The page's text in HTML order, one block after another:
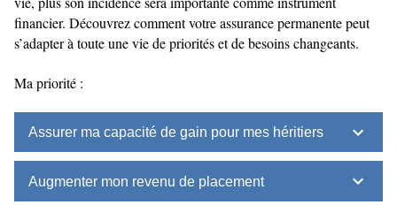
financier. Découvrez comment votre assurance permanente peut
s’adapter à toute une vie de priorités et de besoins changeants.
Ma priorité :
Assurer ma capacité de gain pour mes héritiers
Augmenter mon revenu de placement